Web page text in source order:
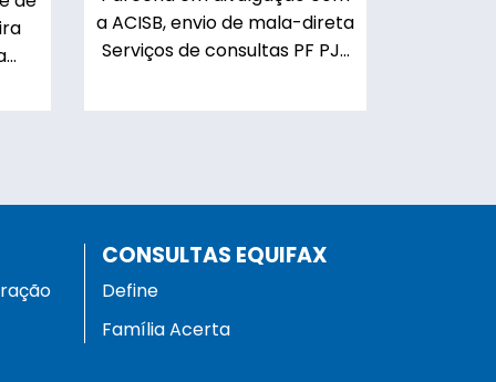
a ACISB, envio de mala-direta
Serviços de consultas PF PJ...
CONSULTAS EQUIFAX
Define
Família Acerta